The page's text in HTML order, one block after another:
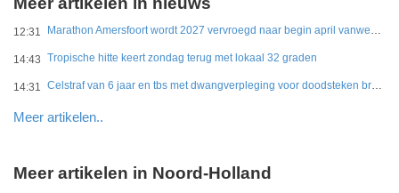
12:31 Marathon Amersfoort wordt 2027 vervroegd naar begin april vanwege hitte
14:43 Tropische hitte keert zondag terug met lokaal 32 graden
14:31 Celstraf van 6 jaar en tbs met dwangverpleging voor doodsteken broer in Gouda
Meer artikelen..
Meer artikelen in Noord-Holland